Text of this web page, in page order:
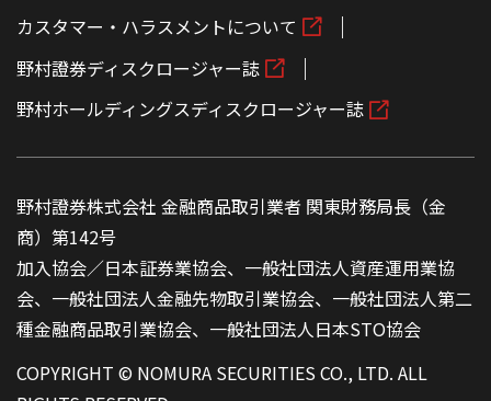
カスタマー・ハラスメントについて
野村證券ディスクロージャー誌
野村ホールディングスディスクロージャー誌
野村證券株式会社 金融商品取引業者 関東財務局長（金
商）第142号
加入協会／日本証券業協会、一般社団法人資産運用業協
会、一般社団法人金融先物取引業協会、一般社団法人第二
種金融商品取引業協会、一般社団法人日本STO協会
COPYRIGHT © NOMURA SECURITIES CO., LTD. ALL